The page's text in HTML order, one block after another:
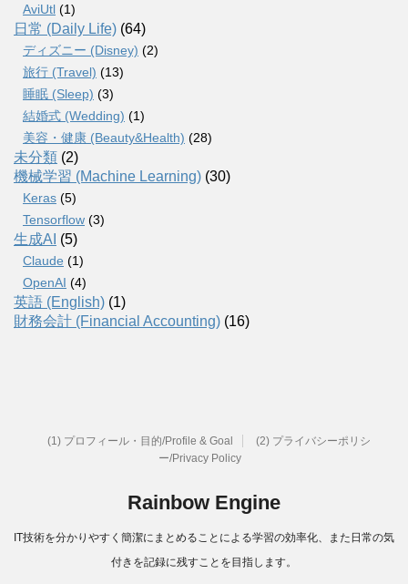
AviUtl (1)
日常 (Daily Life) (64)
ディズニー (Disney) (2)
旅行 (Travel) (13)
睡眠 (Sleep) (3)
結婚式 (Wedding) (1)
美容・健康 (Beauty&Health) (28)
未分類 (2)
機械学習 (Machine Learning) (30)
Keras (5)
Tensorflow (3)
生成AI (5)
Claude (1)
OpenAI (4)
英語 (English) (1)
財務会計 (Financial Accounting) (16)
(1) プロフィール・目的/Profile & Goal
(2) プライバシーポリシ
ー/Privacy Policy
Rainbow Engine
IT技術を分かりやすく簡潔にまとめることによる学習の効率化、また日常の気
付きを記録に残すことを目指します。